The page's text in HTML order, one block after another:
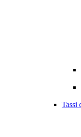
Tassi